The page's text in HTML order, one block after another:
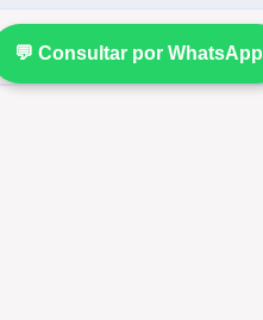
💬 Consultar por WhatsApp